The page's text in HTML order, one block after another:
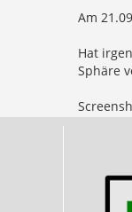
Am
Hat
Sphäre